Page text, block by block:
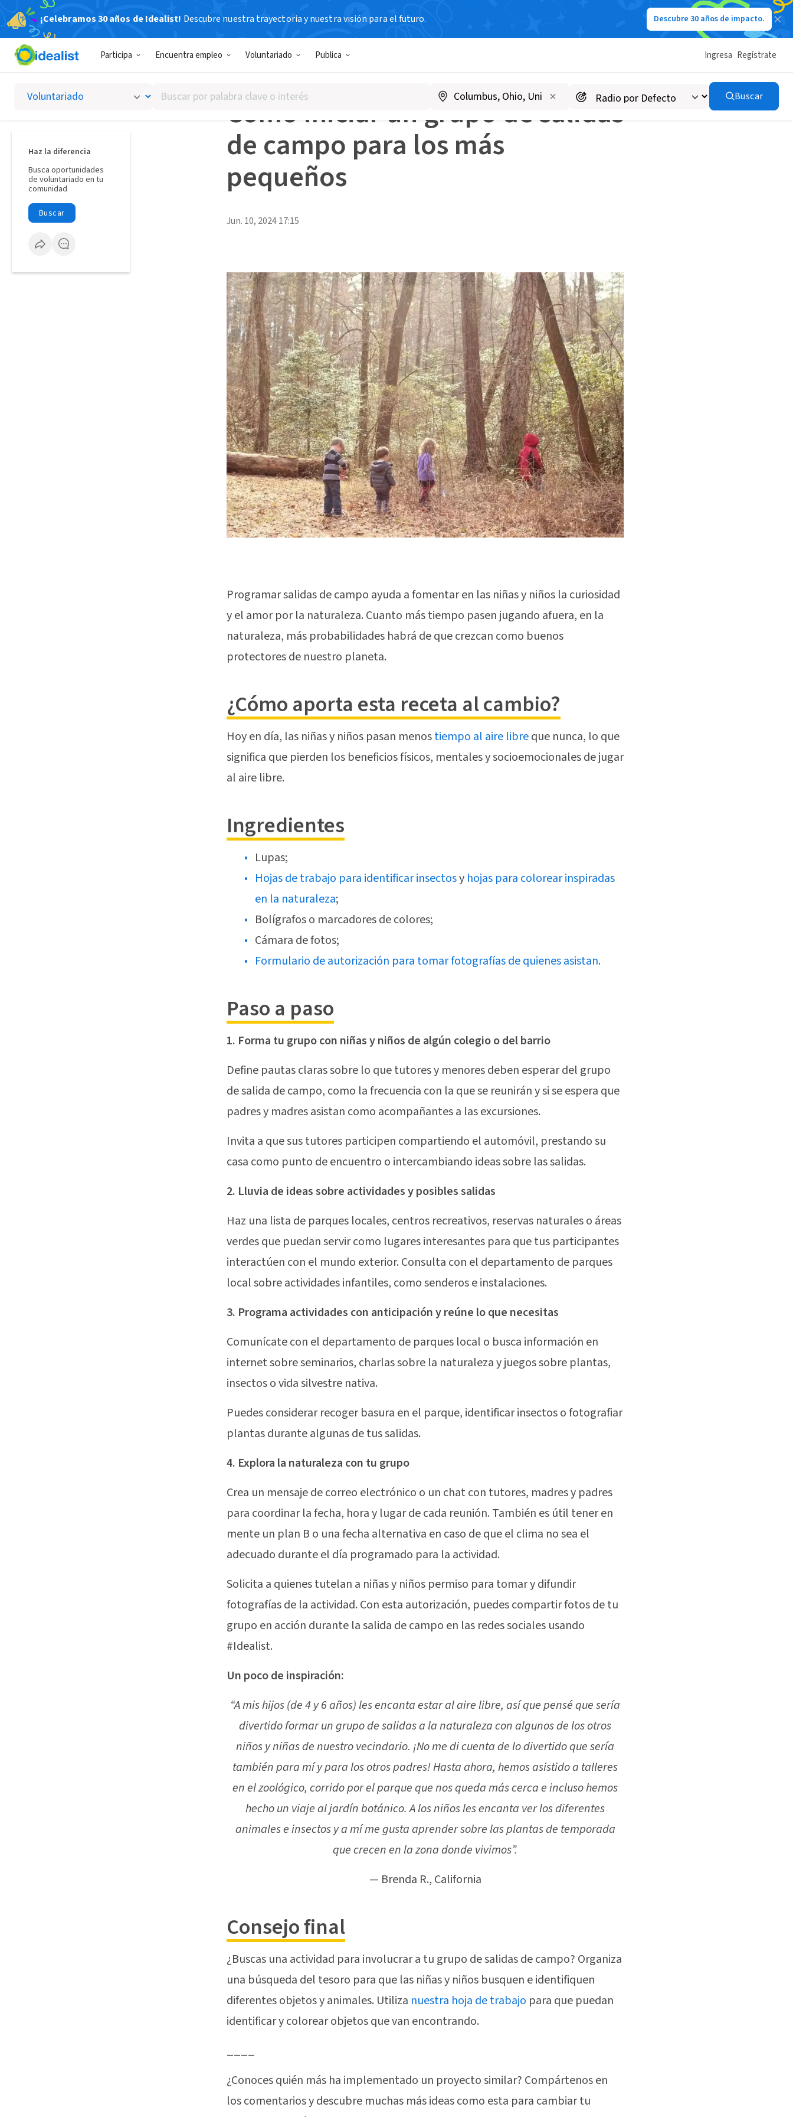
¡Celebramos 30 años de Idealist! Descubre nuestra trayectoria y nuestra visión para el futuro. Descubre 30 años de impacto.
Participa Encuentra empleo Voluntariado Publica Ingresa Regístrate
Buscar
por
Buscar
Haz la diferencia
Busca oportunidades
de voluntariado en tu
comunidad
Buscar
A MEDIO PLAZO EN GRUPO SOLO GRATUITAS BAJO PRESUPUESTO
Cómo iniciar un grupo de salidas
de campo para los más
pequeños
Jun. 10, 2024 17:15
Programar salidas de campo ayuda a fomentar en las niñas y niños la curiosidad
y el amor por la naturaleza. Cuanto más tiempo pasen jugando afuera, en la
naturaleza, más probabilidades habrá de que crezcan como buenos
protectores de nuestro planeta.
¿Cómo aporta esta receta al cambio?
Hoy en día, las niñas y niños pasan menostiempo al aire libreque nunca, lo que
significa que pierden los beneficios físicos, mentales y socioemocionales de jugar
al aire libre.
Ingredientes
Lupas;
Hojas de trabajo para identificar insectosy hojas para colorear inspiradas
en la naturaleza;
Bolígrafos o marcadores de colores;
Cámara de fotos;
Formulario de autorización para tomar fotografías de quienes asistan.
Paso a paso
1. Forma tu grupo con niñas y niños de algún colegio o del barrio
Define pautas claras sobre lo que tutores y menores deben esperar del grupo
de salida de campo, como la frecuencia con la que se reunirán y si se espera que
padres y madres asistan como acompañantes a las excursiones.
Invita a que sus tutores participen compartiendo el automóvil, prestando su
casa como punto de encuentro o intercambiando ideas sobre las salidas.
2. Lluvia de ideas sobre actividades y posibles salidas
Haz una lista de parques locales, centros recreativos, reservas naturales o áreas
verdes que puedan servir como lugares interesantes para que tus participantes
interactúen con el mundo exterior. Consulta con el departamento de parques
local sobre actividades infantiles, como senderos e instalaciones.
3. Programa actividades con anticipación y reúne lo que necesitas
Comunícate con el departamento de parques local o busca información en
internet sobre seminarios, charlas sobre la naturaleza y juegos sobre plantas,
insectos o vida silvestre nativa.
Puedes considerar recoger basura en el parque, identificar insectos o fotografiar
plantas durante algunas de tus salidas.
4. Explora la naturaleza con tu grupo
Crea un mensaje de correo electrónico o un chat con tutores, madres y padres
para coordinar la fecha, hora y lugar de cada reunión. También es útil tener en
mente un plan B o una fecha alternativa en caso de que el clima no sea el
adecuado durante el día programado para la actividad.
Solicita a quienes tutelan a niñas y niños permiso para tomar y difundir
fotografías de la actividad. Con esta autorización, puedes compartir fotos de tu
grupo en acción durante la salida de campo en las redes sociales usando
#Idealist.
Un poco de inspiración:
“A mis hijos (de 4 y 6 años) les encanta estar al aire libre, así que pensé que sería
divertido formar un grupo de salidas a la naturaleza con algunos de los otros
niños y niñas de nuestro vecindario. ¡No me di cuenta de lo divertido que sería
también para mí y para los otros padres! Hasta ahora, hemos asistido a talleres
en el zoológico, corrido por el parque que nos queda más cerca e incluso hemos
hecho un viaje al jardín botánico. A los niños les encanta ver los diferentes
animales e insectos y a mí me gusta aprender sobre las plantas de temporada
que crecen en la zona donde vivimos”.
— Brenda R., California
Consejo final
¿Buscas una actividad para involucrar a tu grupo de salidas de campo? Organiza
una búsqueda del tesoro para que las niñas y niños busquen e identifiquen
diferentes objetos y animales. Utiliza nuestra hoja de trabajo para que puedan
identificar y colorear objetos que van encontrando.
____
¿Conoces quién más ha implementado un proyecto similar? Compártenos en
los comentarios y descubre muchas más ideas como esta para cambiar tu